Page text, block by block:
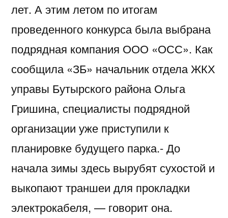
лет. А этим летом по итогам
проведенного конкурса была выбрана
подрядная компания ООО «ОСС». Как
сообщила «ЗБ» начальник отдела ЖКХ
управы Бутырского района Ольга
Гришина, специалисты подрядной
организации уже приступили к
планировке будущего парка.- До
начала зимы здесь вырубят сухостой и
выкопают траншеи для прокладки
электрокабеля, — говорит она.